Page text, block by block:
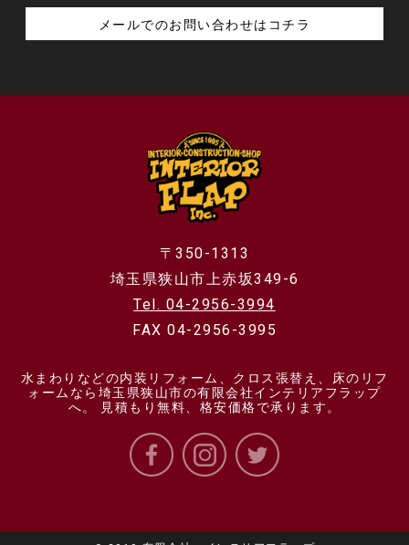
メールでのお問い合わせはコチラ
〒350-1313
埼玉県狭山市上赤坂349-6
Tel. 04-2956-3994
FAX 04-2956-3995
水まわりなどの内装リフォーム、クロス張替え、床のリフ
ォームなら埼玉県狭山市の有限会社インテリアフラップ
へ。 見積もり無料、格安価格で承ります。